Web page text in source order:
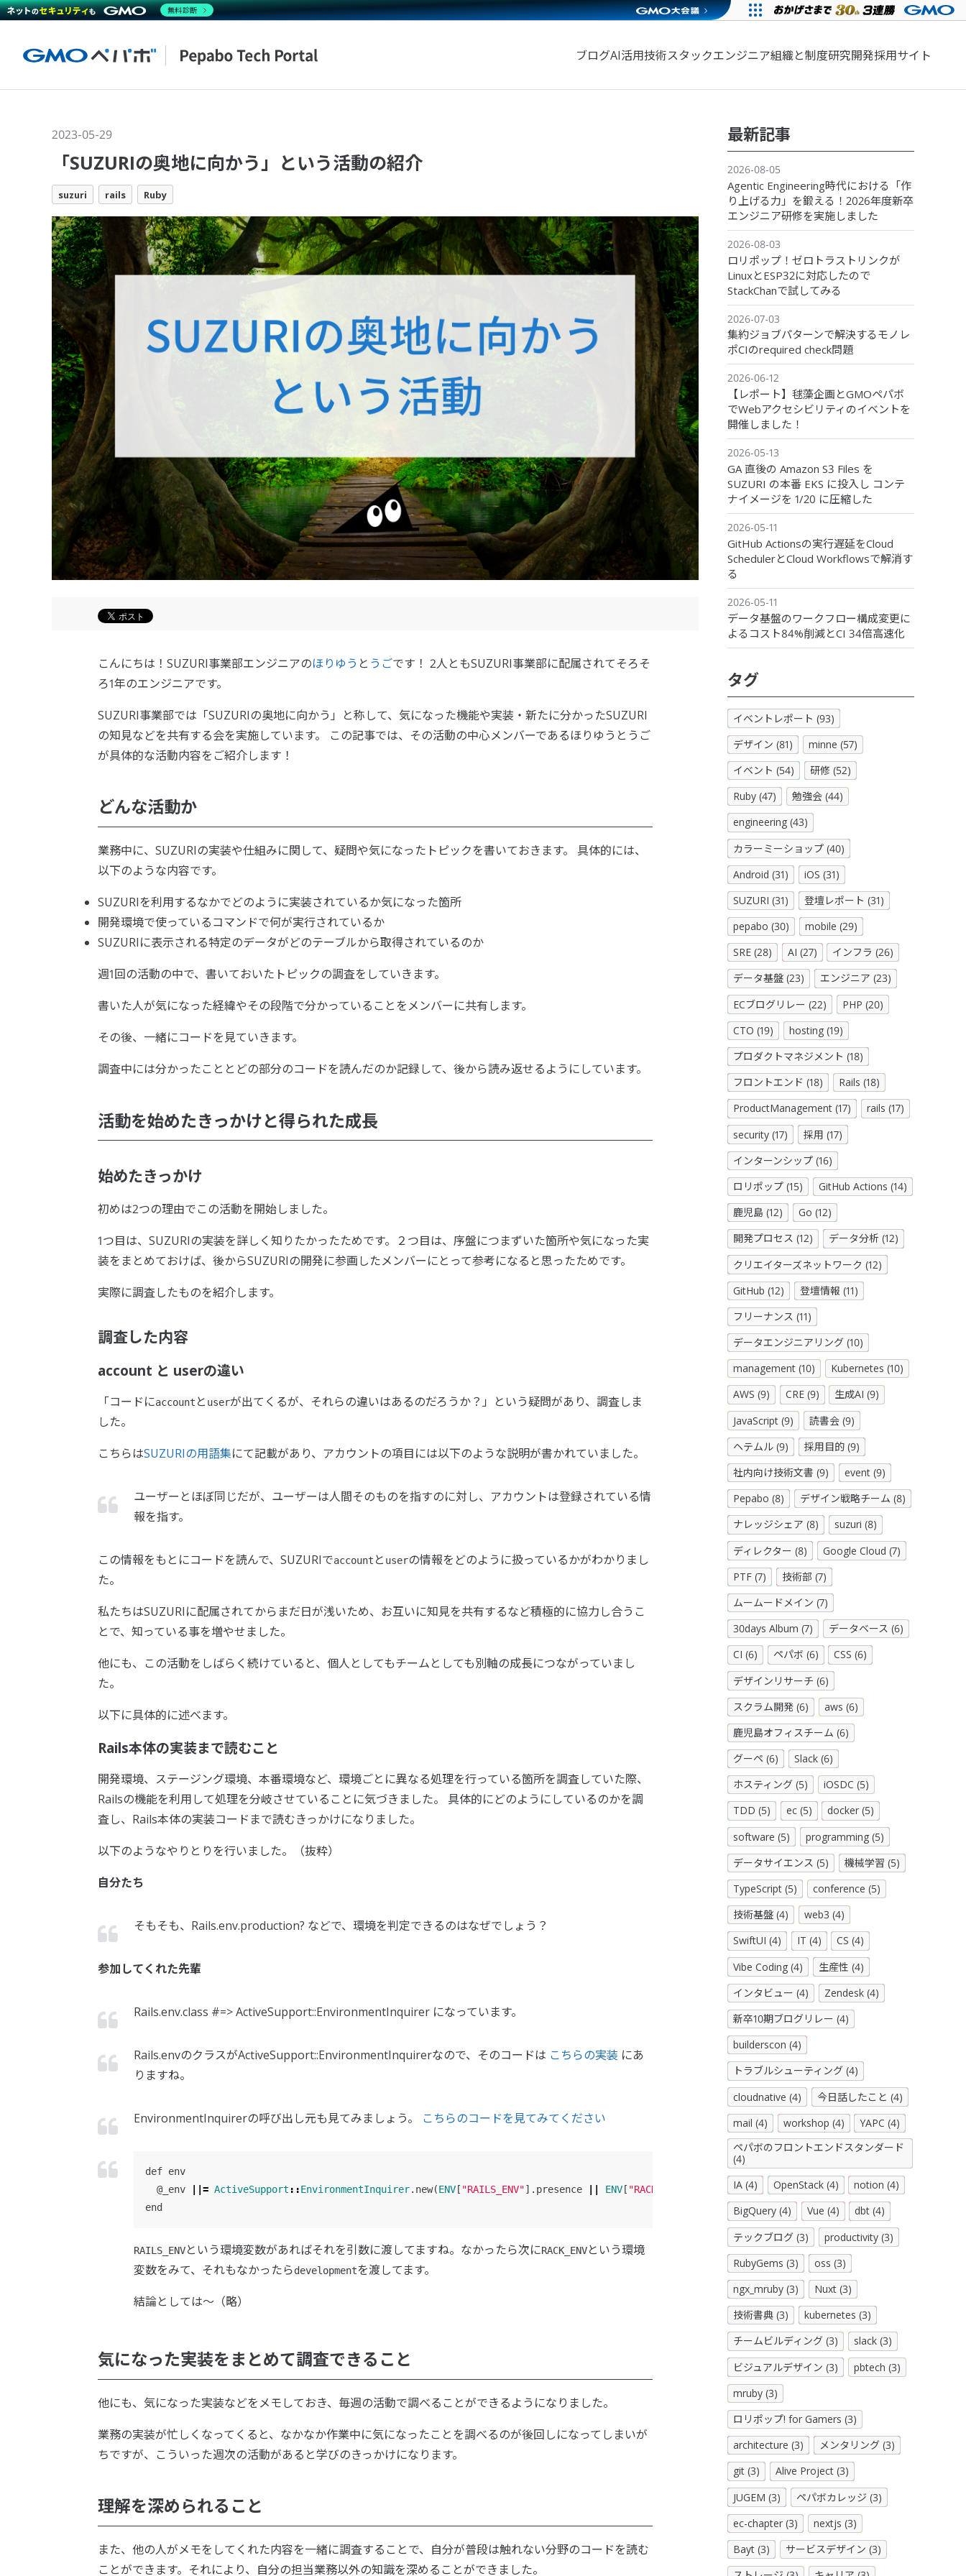
ブログAI活用技術スタックエンジニア組織と制度研究開発採用サイト
2023-05-29
「SUZURIの奥地に向かう」という活動の紹介
suzuri rails Ruby
こんにちは！SUZURI事業部エンジニアのほりゆう と うごです！ 2人ともSUZURI事業部に配属されてそろそ
ろ1年のエンジニアです。
SUZURI事業部では「SUZURIの奥地に向かう」と称して、気になった機能や実装・新たに分かったSUZURI
の知見などを共有する会を実施しています。 この記事では、その活動の中心メンバーであるほりゆうとうご
が具体的な活動内容をご紹介します！
どんな活動か
業務中に、SUZURIの実装や仕組みに関して、疑問や気になったトピックを書いておきます。 具体的には、
以下のような内容です。
SUZURIを利用するなかでどのように実装されているか気になった箇所
開発環境で使っているコマンドで何が実行されているか
SUZURIに表示される特定のデータがどのテーブルから取得されているのか
週1回の活動の中で、書いておいたトピックの調査をしていきます。
書いた人が気になった経緯やその段階で分かっていることをメンバーに共有します。
その後、一緒にコードを見ていきます。
調査中には分かったこととどの部分のコードを読んだのか記録して、後から読み返せるようにしています。
活動を始めたきっかけと得られた成長
始めたきっかけ
初めは2つの理由でこの活動を開始しました。
1つ目は、SUZURIの実装を詳しく知りたかったためです。２つ目は、序盤につまずいた箇所や気になった実
装をまとめておけば、後からSUZURIの開発に参画したメンバーにとって参考になると思ったためです。
実際に調査したものを紹介します。
調査した内容
account と userの違い
「コードにaccount と userが出てくるが、それらの違いはあるのだろうか？」という疑問があり、調査しま
した。
こちらはSUZURIの用語集にて記載があり、アカウントの項目には以下のような説明が書かれていました。
ユーザーとほぼ同じだが、ユーザーは人間そのものを指すのに対し、アカウントは登録されている情
報を指す。
この情報をもとにコードを読んで、SUZURIでaccount と userの情報をどのように扱っているかがわかりまし
た。
私たちはSUZURIに配属されてからまだ日が浅いため、お互いに知見を共有するなど積極的に協力し合うこ
とで、知っている事を増やせました。
他にも、この活動をしばらく続けていると、個人としてもチームとしても別軸の成長につながっていまし
た。
以下に具体的に述べます。
Rails本体の実装まで読むこと
開発環境、ステージング環境、本番環境など、環境ごとに異なる処理を行っている箇所を調査していた際、
Railsの機能を利用して処理を分岐させていることに気づきました。 具体的にどのようにしているのかを調
査し、Rails本体の実装コードまで読むきっかけになりました。
以下のようなやりとりを行いました。（抜粋）
自分たち
そもそも、Rails.env.production? などで、環境を判定できるのはなぜでしょう？
参加してくれた先輩
Rails.env.class #=> ActiveSupport::EnvironmentInquirer になっています。
Rails.envのクラスがActiveSupport::EnvironmentInquirerなので、そのコードは こちらの実装 にあ
りますね。
EnvironmentInquirerの呼び出し元も見てみましょう。 こちらのコードを見てみてください
def env
@_env
||= ActiveSupport ::EnvironmentInquirer. new(ENV [ "RAILS_ENV"]. presence ENV [ "RACK_ENV" presence || "development"
end
RAILS_ENVという環境変数があればそれを引数に渡してますね。なかったら次にRACK_ENVという環境
変数をみて、それもなかったらdevelopmentを渡してます。
結論としては〜（略）
気になった実装をまとめて調査できること
他にも、気になった実装などをメモしておき、毎週の活動で調べることができるようになりました。
業務の実装が忙しくなってくると、なかなか作業中に気になったことを調べるのが後回しになってしまいが
ちですが、こういった週次の活動があると学びのきっかけになります。
理解を深められること
また、他の人がメモをしてくれた内容を一緒に調査することで、自分が普段は触れない分野のコードを読む
ことができます。それにより、自分の担当業務以外の知識を深めることができました。
最新記事
2026-08-05
Agentic Engineering時代における「作
り上げる力」を鍛える！2026年度新卒
エンジニア研修を実施しました
2026-08-03
ロリポップ！ゼロトラストリンクが
LinuxとESP32に対応したので
StackChanで試してみる
2026-07-03
集約ジョブパターンで解決するモノレ
ポCIのrequired check問題
2026-06-12
【レポート】毬藻企画とGMOペパボ
でWebアクセシビリティのイベントを
開催しました！
2026-05-13
GA 直後の Amazon S3 Files を
SUZURI の本番 EKS に投入し コンテ
ナイメージを 1/20 に圧縮した
2026-05-11
GitHub Actionsの実行遅延をCloud
SchedulerとCloud Workflowsで解消す
る
2026-05-11
データ基盤のワークフロー構成変更に
よるコスト84%削減とCI 34倍高速化
タグ
イベントレポート (93)
デザイン (81)
minne (57)
イベント (54)
研修 (52)
Ruby (47)
勉強会 (44)
engineering (43)
カラーミーショップ (40)
Android (31)
iOS (31)
SUZURI (31)
登壇レポート (31)
pepabo (30)
mobile (29)
SRE (28)
AI (27)
インフラ (26)
データ基盤 (23)
エンジニア (23)
ECブログリレー (22)
PHP (20)
CTO (19)
hosting (19)
プロダクトマネジメント (18)
フロントエンド (18)
Rails (18)
ProductManagement (17)
rails (17)
security (17)
採用 (17)
インターンシップ (16)
ロリポップ (15)
GitHub Actions (14)
鹿児島 (12)
Go (12)
開発プロセス (12)
データ分析 (12)
クリエイターズネットワーク (12)
GitHub (12)
登壇情報 (11)
フリーナンス (11)
データエンジニアリング (10)
management (10)
Kubernetes (10)
AWS (9)
CRE (9)
生成AI (9)
JavaScript (9)
読書会 (9)
ヘテムル (9)
採用目的 (9)
社内向け技術文書 (9)
event (9)
Pepabo (8)
デザイン戦略チーム (8)
ナレッジシェア (8)
suzuri (8)
ディレクター (8)
Google Cloud (7)
PTF (7)
技術部 (7)
ムームードメイン (7)
30days Album (7)
データベース (6)
CI (6)
ペパボ (6)
CSS (6)
デザインリサーチ (6)
スクラム開発 (6)
aws (6)
鹿児島オフィスチーム (6)
グーペ (6)
Slack (6)
ホスティング (5)
iOSDC (5)
TDD (5)
ec (5)
docker (5)
software (5)
programming (5)
データサイエンス (5)
機械学習 (5)
TypeScript (5)
conference (5)
技術基盤 (4)
web3 (4)
SwiftUI (4)
IT (4)
CS (4)
Vibe Coding (4)
生産性 (4)
インタビュー (4)
Zendesk (4)
新卒10期ブログリレー (4)
builderscon (4)
トラブルシューティング (4)
cloudnative (4)
今日話したこと (4)
mail (4)
workshop (4)
YAPC (4)
ペパボのフロントエンドスタンダード
(4)
IA (4)
OpenStack (4)
notion (4)
BigQuery (4)
Vue (4)
dbt (4)
テックブログ (3)
productivity (3)
RubyGems (3)
oss (3)
ngx_mruby (3)
Nuxt (3)
技術書典 (3)
kubernetes (3)
チームビルディング (3)
slack (3)
ビジュアルデザイン (3)
pbtech (3)
mruby (3)
ロリポップ! for Gamers (3)
architecture (3)
メンタリング (3)
git (3)
Alive Project (3)
JUGEM (3)
ペパボカレッジ (3)
ec-chapter (3)
nextjs (3)
Bayt (3)
サービスデザイン (3)
無料診断